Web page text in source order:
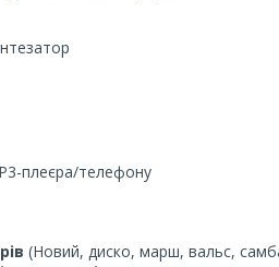
плеєра/телефону
(Новий, диско, марш, вальс,